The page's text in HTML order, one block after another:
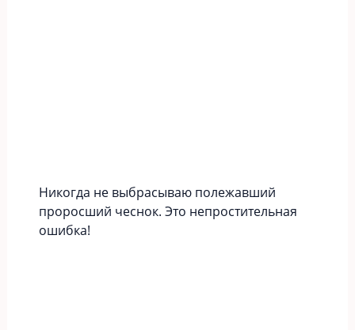
Никогда не выбрасываю полежавший
проросший чеснок. Это непростительная
ошибка!